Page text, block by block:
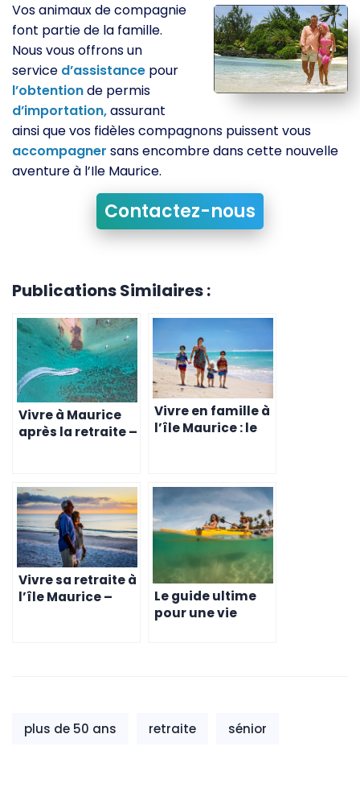
Vos animaux de compagnie
font partie de la famille.
Nous vous offrons un
service d’assistance pour
l’obtentionde permis
d’importation,assurant
ainsi que vos fidèles compagnons puissent vous
accompagner sans encombre dans cette nouvelle
aventure à l’Ile Maurice.
Contactez-nous
Publications Similaires :
Vivre à Maurice
après la retraite –
Vivre en famille à
l’île Maurice : le
Vivre sa retraite à
l’île Maurice –
Le guide ultime
pour une vie
plus de 50 ans retraite sénior